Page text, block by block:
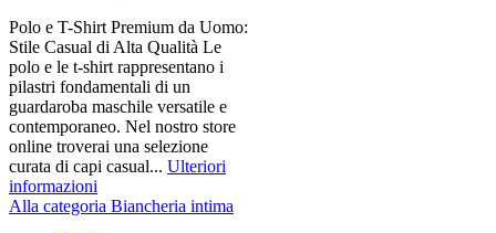
Polo e T-Shirt Premium da Uomo:
Stile Casual di Alta Qualità Le
polo e le t-shirt rappresentano i
pilastri fondamentali di un
guardaroba maschile versatile e
contemporaneo. Nel nostro store
online troverai una selezione
curata di capi casual... Ulteriori
informazioni
Alla categoria Biancheria intima